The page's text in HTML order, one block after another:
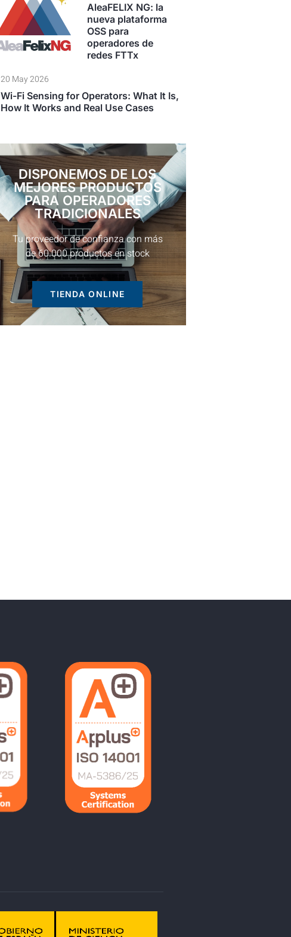
AleaFELIX NG: la
nueva plataforma
OSS para
operadores de
redes FTTx
20 May 2026
Wi-Fi Sensing for Operators: What It Is,
How It Works and Real Use Cases
DISPONEMOS DE LOS
MEJORES PRODUCTOS
PARA OPERADORES
TRADICIONALES
Tu proveedor de confianza con más
de 60.000 productos en stock
TIENDA ONLINE